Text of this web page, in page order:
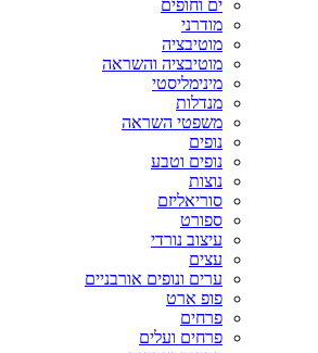
ים וחופים
מודרני
מוטיבציה
מוטיבציה והשראה
מינימליסטי
מנדלות
משפטי השראה
נופים
נופים וטבע
נוצות
סוריאליזם
ספורט
עיצוב נורדי
עצים
ערים ונופים אורבניים
פופ ארט
פרחים
פרחים ועלים